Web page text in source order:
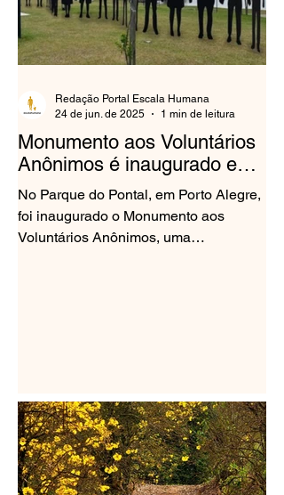
Monumento aos Voluntários
Anônimos é inaugurado em
Porto Alegre
No Parque do Pontal, em Porto Alegre,
foi inaugurado o Monumento aos
Voluntários Anônimos, uma
Redação Portal Escala Humana
24 de jun. de 2025
1 min de leitura